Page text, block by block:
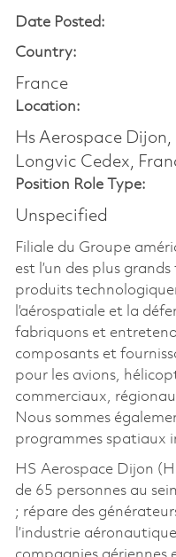
Date Posted:
Country:
France
Location:
Hs Aerospace
Longvic Cedex,
Position Role Type:
Unspecified
Filiale du Groupe
est l’un des plus
produits
l’aérospatiale et la
fabriquons et
composants et
pour les avions,
commerciaux,
Nous sommes
programmes spatiaux
HS Aerospace Dijon
de 65 personnes au
; répare des
l’industrie